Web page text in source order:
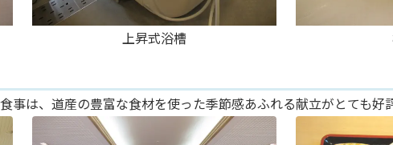
上昇式浴槽
事は、道産の豊富な食材を使った季節感あふれる献立がとても好評